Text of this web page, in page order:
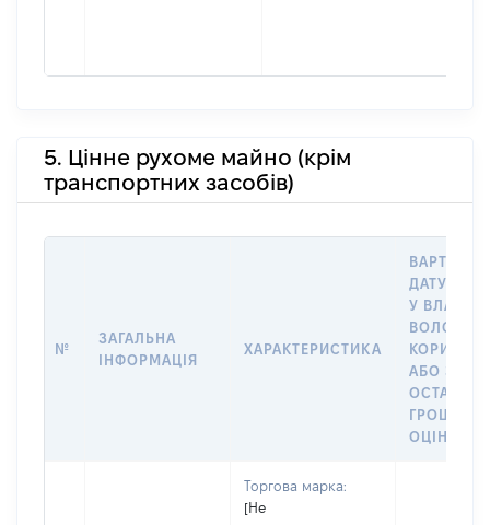
5. Цінне рухоме майно (крім
транспортних засобів)
№
ЗАГАЛЬНА
ІНФОРМАЦІЯ
ХАРАКТЕРИСТИКА
ВАРТІСТЬ
ДАТУ
У
АБО ЗА
ОЦІНКОЮ
Торгова марка:
[Не